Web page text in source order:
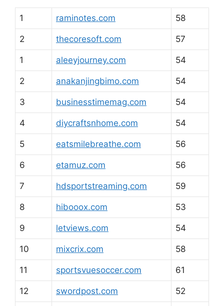
1 raminotes.com 58
2 thecoresoft.com 57
1 aleeyjourney.com 54
2 anakanjingbimo.com 54
3 businesstimemag.com 54
4 diycraftsnhome.com 54
5 eatsmilebreathe.com 56
6 etamuz.com 56
7 hdsportstreaming.com 59
8 hibooox.com 53
9 letviews.com 54
10 mixcrix.com 58
11 sportsvuesoccer.com 61
12 swordpost.com 52